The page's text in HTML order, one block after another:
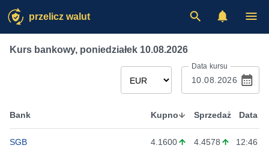
przelicz walut
Kurs bankowy, poniedziałek 10.08.2026
Data kursu
Bank Kupno Sprzedaż Data
SGB 4.1600 4.4578 12:46